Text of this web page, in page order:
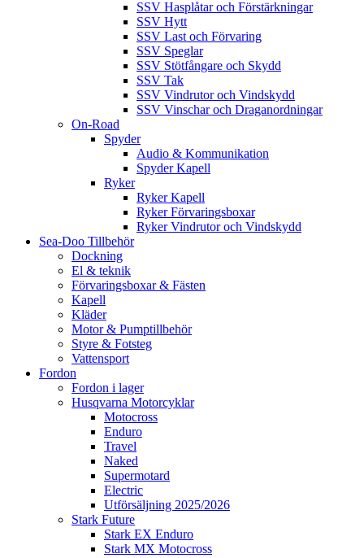
SSV Hasplåtar och Förstärkningar
SSV Hytt
SSV Last och Förvaring
SSV Speglar
SSV Stötfångare och Skydd
SSV Tak
SSV Vindrutor och Vindskydd
SSV Vinschar och Draganordningar
On-Road
Spyder
Audio & Kommunikation
Spyder Kapell
Ryker
Ryker Kapell
Ryker Förvaringsboxar
Ryker Vindrutor och Vindskydd
Sea-Doo Tillbehör
Dockning
El & teknik
Förvaringsboxar & Fästen
Kapell
Kläder
Motor & Pumptillbehör
Styre & Fotsteg
Vattensport
Fordon
Fordon i lager
Husqvarna Motorcyklar
Motocross
Enduro
Travel
Naked
Supermotard
Electric
Utförsäljning 2025/2026
Stark Future
Stark EX Enduro
Stark MX Motocross